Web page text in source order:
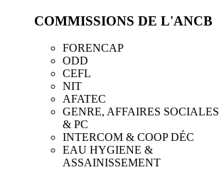
COMMISSIONS DE L'ANCB
FORENCAP
ODD
CEFL
NIT
AFATEC
GENRE, AFFAIRES SOCIALES
& PC
INTERCOM & COOP DÉC
EAU HYGIENE &
ASSAINISSEMENT